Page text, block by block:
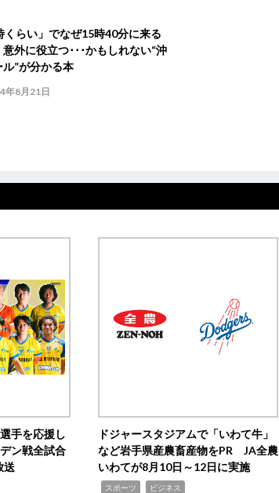
くらい」でなぜ15時40分に来る
外に役立つ･･･かもしれない“沖
ル”が分かる本
年8月21日
手を応援し
ン戦全試合
送
ドジャースタジアムで「いわて牛」
など岩手県産農畜産物をPR JA全農
いわてが8月10日～12日に実施
スポーツ ビジネス